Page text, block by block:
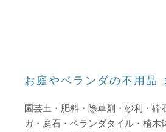
お庭やベランダの不用品
園芸土・肥料・除草剤・砂利・砕
ガ・庭石・ベランダタイル・植木